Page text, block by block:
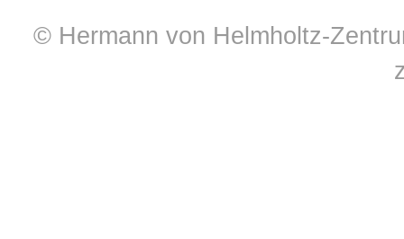
© Hermann von Helmholtz-